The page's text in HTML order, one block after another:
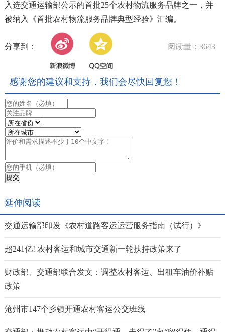
入选交通运输部公示的首批25个农村物流服务品牌之一，并
被纳入《首批农村物流服务品牌典型经验》汇编。
分享到： 阅读量：3643
感谢您的建议和支持，我们会尽快回复您！
延伸阅读
交通运输部印发《农村道路客运运营服务指南（试行）》
超241亿! 农村客运和城市交通新一轮扶持政策来了
财政部、交通部联合发文：调整农村客运、出租车油价补贴
政策
沧州市147个乡镇开通农村客运公交班线